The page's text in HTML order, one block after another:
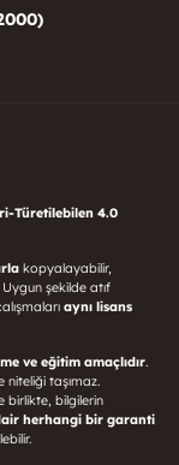
Türetilebilen 4.0
kopyalayabilir,
şekilde atıf
aynı lisans
ve eğitim amaçlıdır.
niteliği taşımaz.
birlikte, bilgilerin
herhangi bir garanti